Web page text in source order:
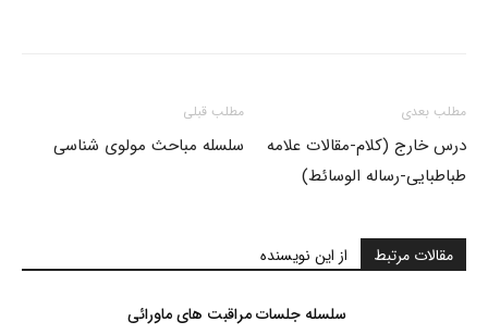
مطلب قبلی
سلسله مباحث مولوی شناسی
مطلب بعدی
درس خارج (کلام-مقالات علامه
طباطبایی-رساله الوسائط)
مقالات مرتبط از این نویسنده
سلسله جلسات مراقبت های ماورائی